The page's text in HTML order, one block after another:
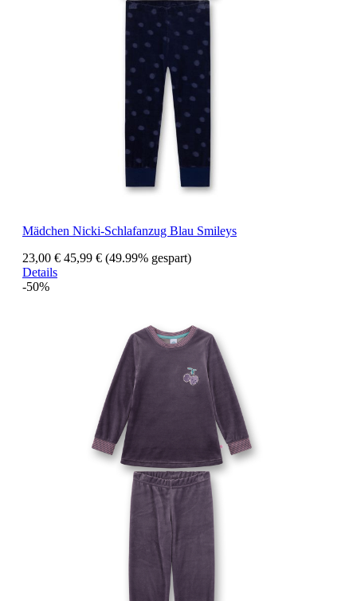
Mädchen Nicki-Schlafanzug Blau Smileys
23,00 € 45,99 € (49.99% gespart)
Details
-50%